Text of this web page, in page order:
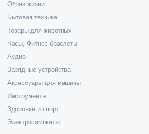
Образ жизни
Бытовая техника
Товары для животных
Часы, Фитнес-браслеты
Аудио
Зарядные устройства
Аксессуары для машины
Инструменты
Здоровье и спорт
Электросамокаты